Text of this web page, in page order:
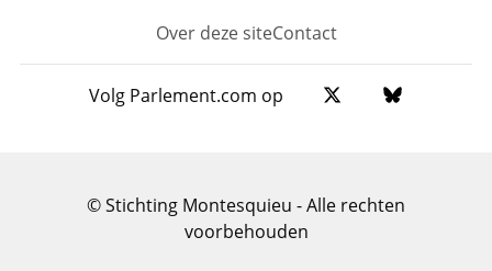
Footer
Over deze siteContact
Volg Parlement.com op
© Stichting Montesquieu - Alle rechten
voorbehouden